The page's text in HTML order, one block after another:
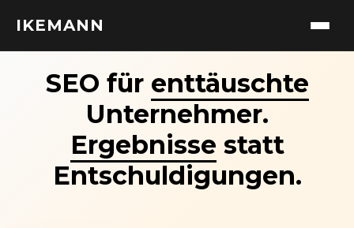
IKEMANN
SEO für enttäuschte
Unternehmer.
Ergebnisse statt
Entschuldigungen.